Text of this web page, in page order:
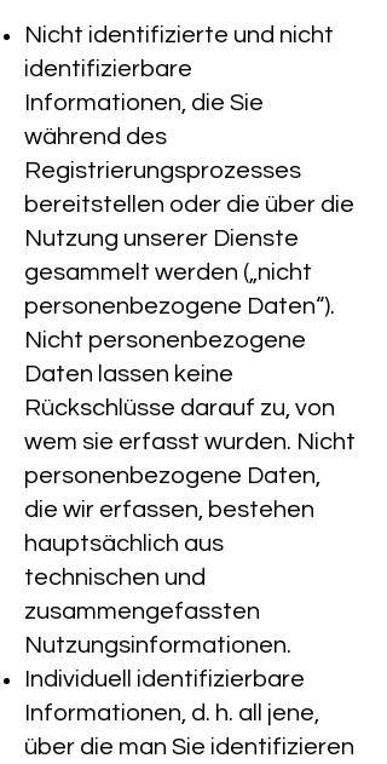
Nicht identifizierte und nicht
identifizierbare
Informationen, die Sie
während des
Registrierungsprozesses
bereitstellen oder die über die
Nutzung unserer Dienste
gesammelt werden („nicht
personenbezogene Daten“).
Nicht personenbezogene
Daten lassen keine
Rückschlüsse darauf zu, von
wem sie erfasst wurden. Nicht
personenbezogene Daten,
die wir erfassen, bestehen
hauptsächlich aus
technischen und
zusammengefassten
Nutzungsinformationen.
Individuell identifizierbare
Informationen, d. h. all jene,
über die man Sie identifizieren